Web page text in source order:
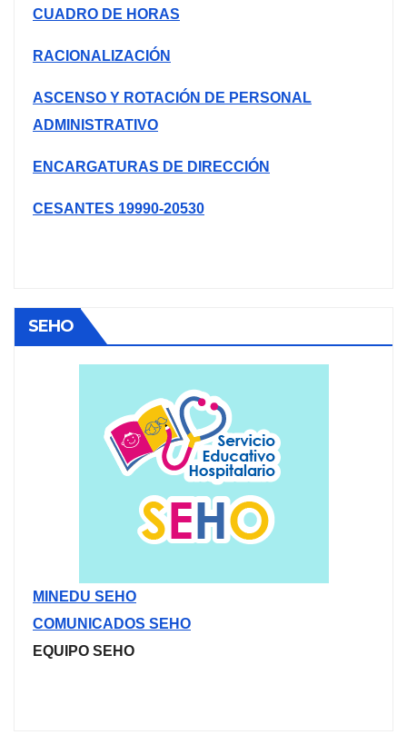
CUADRO DE HORAS
RACIONALIZACIÓN
ASCENSO Y ROTACIÓN DE PERSONAL
ADMINISTRATIVO
ENCARGATURAS DE DIRECCIÓN
CESANTES 19990-20530
SEHO
MINEDU SEHO
COMUNICADOS SEHO
EQUIPO SEHO